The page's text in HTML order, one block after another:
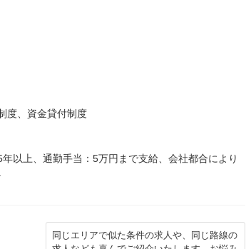
度、資金貸付制度
以上、通勤手当：5万円まで支給、会社都合により
同じエリアで似た条件の求人や、同じ路線の